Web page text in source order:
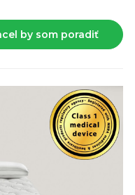
by som poradiť